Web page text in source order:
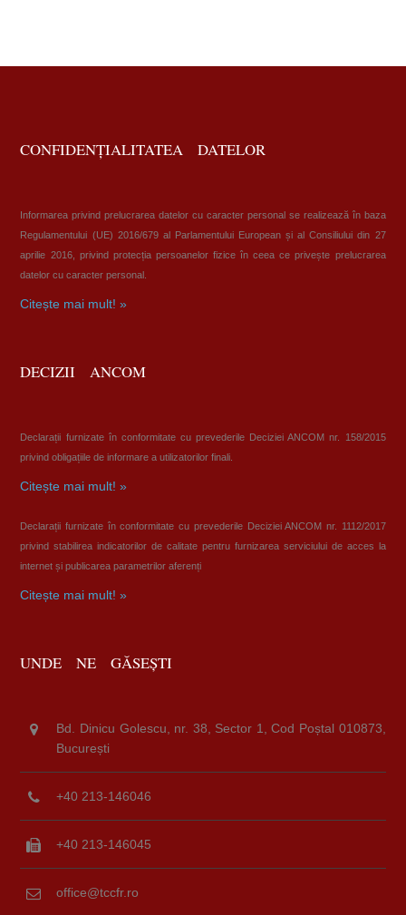
CONFIDENȚIALITATEA DATELOR
Informarea privind prelucrarea datelor cu caracter personal se realizează în baza
Regulamentului (UE) 2016/679 al Parlamentului European și al Consiliului din 27
aprilie 2016, privind protecția persoanelor fizice în ceea ce privește prelucrarea
datelor cu caracter personal.
Citește mai mult! »
DECIZII ANCOM
Declarații furnizate în conformitate cu prevederile Deciziei ANCOM nr. 158/2015
privind obligațiile de informare a utilizatorilor finali.
Citește mai mult! »
Declarații furnizate în conformitate cu prevederile Deciziei ANCOM nr. 1112/2017
privind stabilirea indicatorilor de calitate pentru furnizarea serviciului de acces la
internet și publicarea parametrilor aferenți
Citește mai mult! »
UNDE NE GĂSEȘTI
Bd. Dinicu Golescu, nr. 38, Sector 1, Cod Poștal 010873,
București
+40 213-146046
+40 213-146045
office@tccfr.ro